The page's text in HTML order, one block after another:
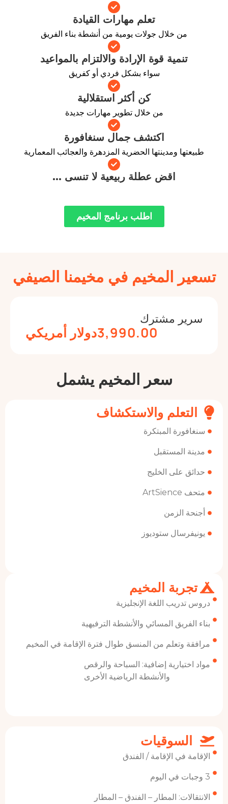
تعلم مهارات القيادة
خلال جولات يومية من أنشطة بناء الفريق
قوة الإرادة والالتزام بالمواعيد
سواء بشكل فردي أو كفريق
كن أكثر استقلالية
من خلال تطوير مهارات جديدة
اكتشف جمال سنغافورة
ومدينتها الحضرية المزدهرة والعجائب المعمارية
اقض عطلة ربيعية لا تنسى ...
اطلب برنامج المخيم
المخيم في مخيمنا الصيفي
مشترك
3,990.00دولار أمريكي
سعر المخيم يشمل
والاستكشاف
المبتكرة
الخليج
ستوديوز
المخيم
اللغة الإنجليزية
المسائي والأنشطة الترفيهية
من المنسق طوال فترة الإقامة في المخيم
إضافية: السباحة والرقص
والأنشطة الرياضية الأخرى
الإقامة / الفندق
المطار – الفندق – المطار